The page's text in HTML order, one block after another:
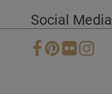
Social Media